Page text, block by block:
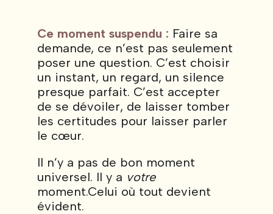
Ce moment suspendu : Faire sa
demande, ce n’est pas seulement
poser une question. C’est choisir
un instant, un regard, un silence
presque parfait. C’est accepter
de se dévoiler, de laisser tomber
les certitudes pour laisser parler
le cœur.
Il n’y a pas de bon moment
universel. Il y a votre
moment.Celui où tout devient
évident.